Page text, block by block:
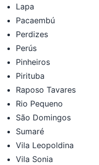
Lapa
Pacaembú
Perdizes
Perús
Pinheiros
Pirituba
Raposo Tavares
Rio Pequeno
São Domingos
Sumaré
Vila Leopoldina
Vila Sonia